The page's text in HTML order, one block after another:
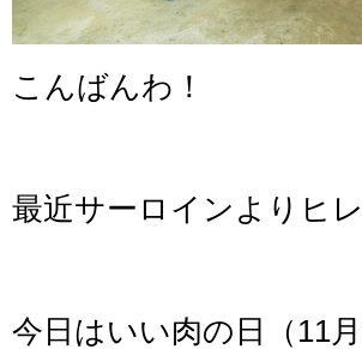
こんばんわ！
最近サーロインよりヒ
今日はいい肉の日（11